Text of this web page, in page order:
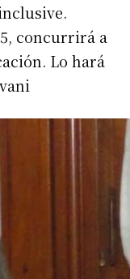
concurrirá a
Lo hará